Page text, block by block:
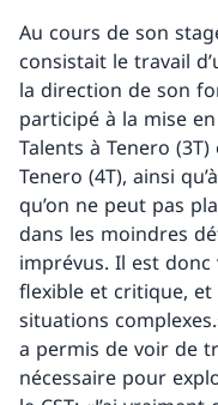
Au cours de son
consistait le travail
la direction de son
participé à la mise
Talents à Tenero
Tenero (4T), ainsi
qu’on ne peut pas
dans les moindres
imprévus. Il est
flexible et critique,
situations
a permis de voir de
nécessaire pour